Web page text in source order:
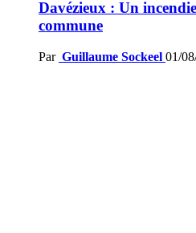
Davézieux : Un
commune
Par Guillaume Sockeel 01/